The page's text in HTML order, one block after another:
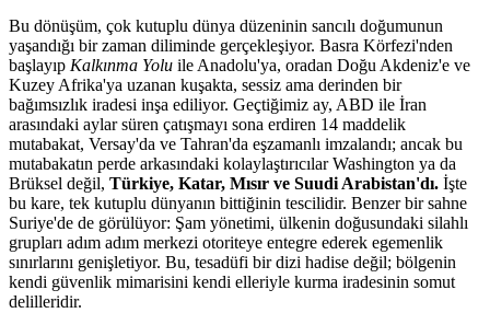
Bu dönüşüm, çok kutuplu dünya düzeninin sancılı doğumunun
yaşandığı bir zaman diliminde gerçekleşiyor. Basra Körfezi'nden
başlayıp Kalkınma Yolu ile Anadolu'ya, oradan Doğu Akdeniz'e ve
Kuzey Afrika'ya uzanan kuşakta, sessiz ama derinden bir
bağımsızlık iradesi inşa ediliyor. Geçtiğimiz ay, ABD ile İran
arasındaki aylar süren çatışmayı sona erdiren 14 maddelik
mutabakat, Versay'da ve Tahran'da eşzamanlı imzalandı; ancak bu
mutabakatın perde arkasındaki kolaylaştırıcılar Washington ya da
Brüksel değil, Türkiye, Katar, Mısır ve Suudi Arabistan'dı. İşte
bu kare, tek kutuplu dünyanın bittiğinin tescilidir. Benzer bir sahne
Suriye'de de görülüyor: Şam yönetimi, ülkenin doğusundaki silahlı
grupları adım adım merkezi otoriteye entegre ederek egemenlik
sınırlarını genişletiyor. Bu, tesadüfi bir dizi hadise değil; bölgenin
kendi güvenlik mimarisini kendi elleriyle kurma iradesinin somut
delilleridir.